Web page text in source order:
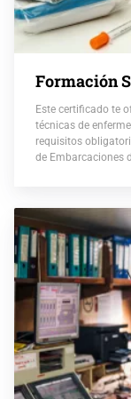
Formación
Este certificado te
técnicas de
requisitos
de Embarcaciones